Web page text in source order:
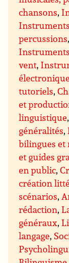
chansons,
percussions,
vent,
tutoriels,
et
linguistique
généralités,
bilingues
et guides
en public,
création
scénarios,
rédaction,
généraux,
langage,